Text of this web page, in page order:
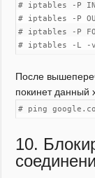
# iptables -P
# iptables -P
# iptables -P
# iptables -L -
После
покинет данный
# ping
10.